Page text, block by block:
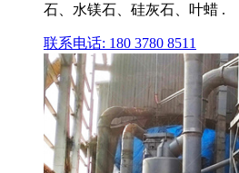
石、水镁石、硅灰石、叶蜡 .
联系电话: 180 3780 8511